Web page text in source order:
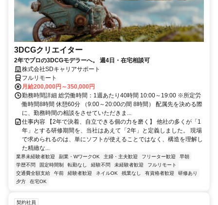
3DCGクリエイター
2年でプロの3DCGモデラーへ。 週4日・在宅相談可
株式会社SDキャリアサポート
フルリモート
月給200,000円～350,000円
勤務時間詳細 総労働時間：1週あたり40時間 10:00～19:00 ※所定労
働時間8時間 休憩60分 （9:00～20:00の間 8時間） 配属先を決める際
に、勤務時間の相談をさせていただきま...
仕事内容 【2年で決着、自立できる個の力を磨く】 他社の多くが「1
年」とする研修期間を、当社はあえて「2年」と定義しました。 現場
で求められるのは、単にソフトが使えることではなく、構造を理解し
た精緻な...
業界未経験者歓迎 副業・WワークOK 主婦・主夫歓迎 フリーター歓迎
早朝
学歴不問
固定時間制 転勤なし 経験不問 未経験者歓迎
フルリモート
交通費全額支給
午前 経験者歓迎 ネイルOK 残業なし 有資格者歓迎
研修あり
夕方
在宅OK
契約社員